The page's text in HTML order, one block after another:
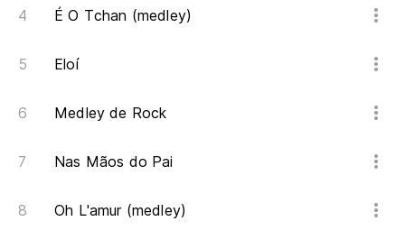
É O Tchan (medley)
Eloí
Medley de Rock
Nas Mãos do Pai
Oh L'amur (medley)